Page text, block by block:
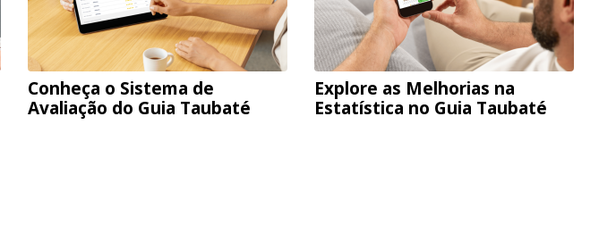
Conheça o Sistema de
Avaliação do Guia Taubaté
Explore as Melhorias na
Estatística no Guia Taubaté